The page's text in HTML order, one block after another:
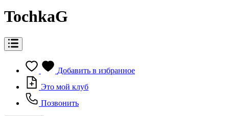
TochkaG
Добавить в избранное
Это мой клуб
Позвонить